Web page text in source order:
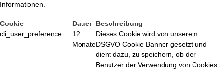
Informationen.
Cookie Dauer Beschreibung
cli_user_preference
12
Monate
Dieses Cookie wird von unserem
DSGVO Cookie Banner gesetzt und
dient dazu, zu speichern, ob der
Benutzer der Verwendung von Cookies